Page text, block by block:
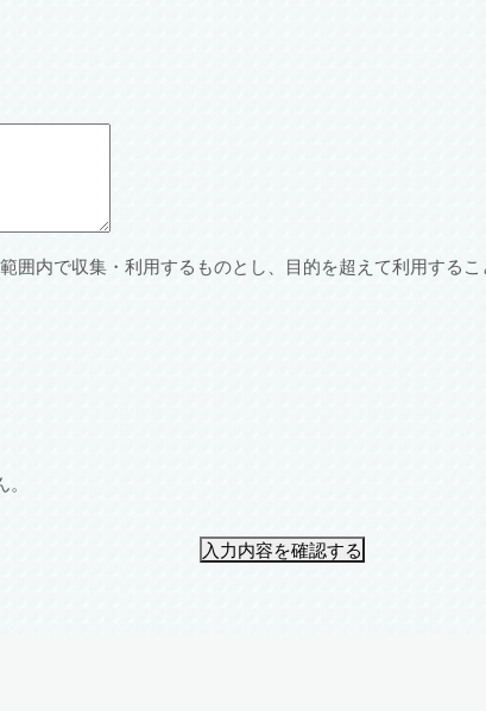
囲内で収集・利用するものとし、目的を超えて利用する
入力内容を確認する